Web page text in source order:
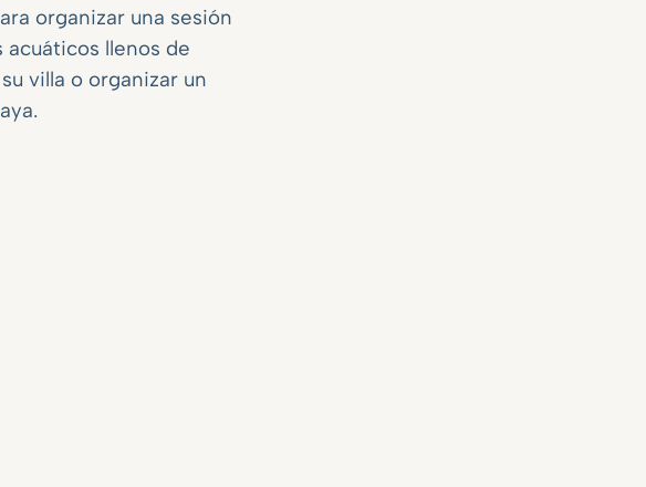
organizar una sesión
llenos de
villa o organizar un